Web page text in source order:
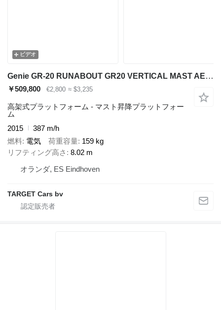
ビデオ
Genie GR-20 RUNABOUT GR20 VERTICAL MAST AERIAL WORK PLATFORM 03-15 802
￥509,800 €2,800 ≈ $3,235
高架式プラットフォーム - マスト昇降プラットフォー
ム
2015
387 m/h
燃料 電気 荷重容量 159 kg
リフティング高さ
8.02 m
オランダ, ES Eindhoven
TARGET Cars bv